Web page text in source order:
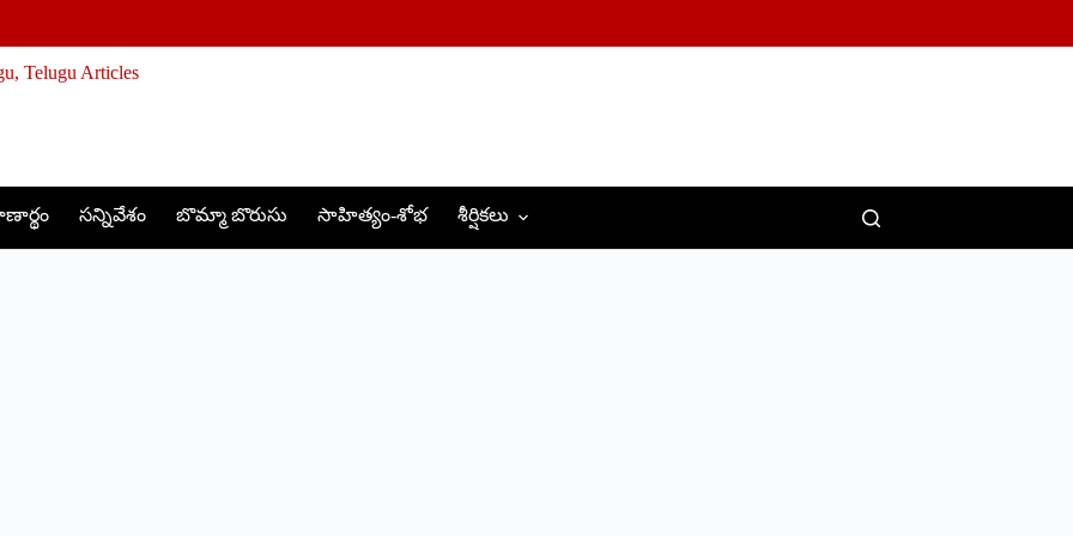
సన్నివేశం బొమ్మా బొరుసు సాహిత్యం-శోభ శీర్షికలు